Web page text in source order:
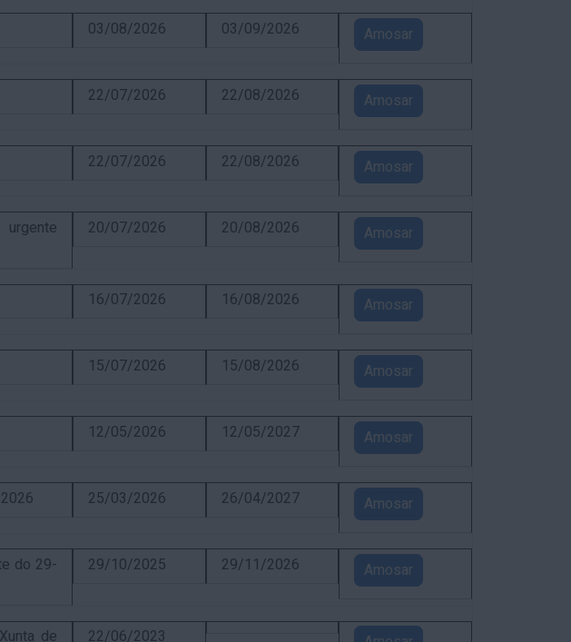
03/08/2026 03/09/2026 Amosar
22/07/2026 22/08/2026 Amosar
22/07/2026 22/08/2026 Amosar
urgente
20/07/2026 20/08/2026 Amosar
16/07/2026 16/08/2026 Amosar
15/07/2026 15/08/2026 Amosar
12/05/2026 12/05/2027 Amosar
25/03/2026 26/04/2027 Amosar
do 29-
29/10/2025 29/11/2026 Amosar
de 22/06/2023